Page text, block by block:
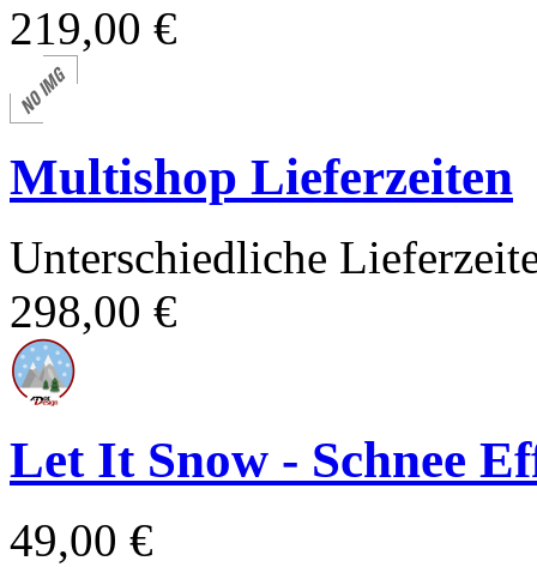
219,00 €
Multishop Lieferzeiten
Unterschiedliche
298,00 €
Let It Snow - Schnee
49,00 €